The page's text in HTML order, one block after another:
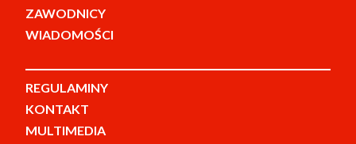
ZAWODNICY
WIADOMOŚCI
REGULAMINY
KONTAKT
MULTIMEDIA